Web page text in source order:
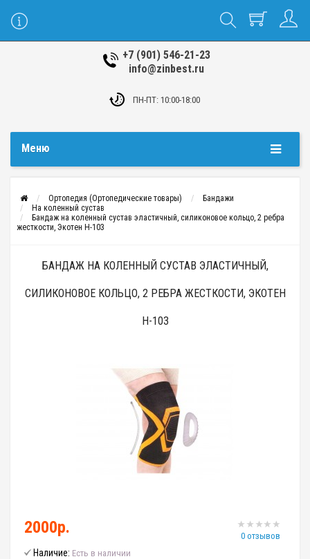
+7 (901) 546-21-23
info@zinbest.ru
ПН-ПТ: 10:00-18:00
Меню
Ортопедия (Ортопедические товары)
Бандажи
На коленный сустав
Бандаж на коленный сустав эластичный, силиконовое кольцо, 2 ребра
жесткости, Экотен H-103
БАНДАЖ НА КОЛЕННЫЙ СУСТАВ ЭЛАСТИЧНЫЙ,
СИЛИКОНОВОЕ КОЛЬЦО, 2 РЕБРА ЖЕСТКОСТИ, ЭКОТЕН
H-103
0 отзывов
2000р.
Наличие: Есть в наличии